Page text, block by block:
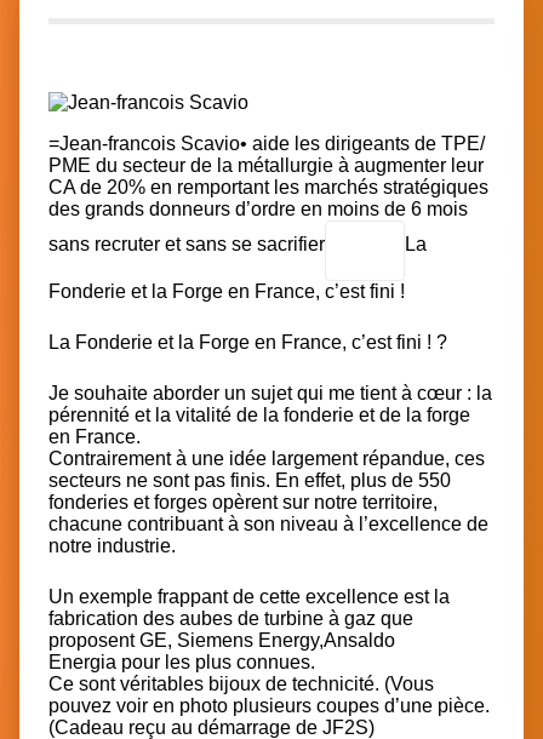
=Jean-francois Scavio• aide les dirigeants de TPE/
PME du secteur de la métallurgie à augmenter leur
CA de 20% en remportant les marchés stratégiques
des grands donneurs d’ordre en moins de 6 mois
sans recruter et sans se sacrifier
La
Fonderie et la Forge en France, c’est fini !
La Fonderie et la Forge en France, c’est fini ! ?
Je souhaite aborder un sujet qui me tient à cœur : la
pérennité et la vitalité de la fonderie et de la forge
en France.
Contrairement à une idée largement répandue, ces
secteurs ne sont pas finis. En effet, plus de 550
fonderies et forges opèrent sur notre territoire,
chacune contribuant à son niveau à l’excellence de
notre industrie.
Un exemple frappant de cette excellence est la
fabrication des aubes de turbine à gaz que
proposentGE, Siemens Energy,Ansaldo
Energia pour les plus connues.
Ce sont véritables bijoux de technicité. (Vous
pouvez voir en photo plusieurs coupes d’une pièce.
(Cadeau reçu au démarrage de JF2S)